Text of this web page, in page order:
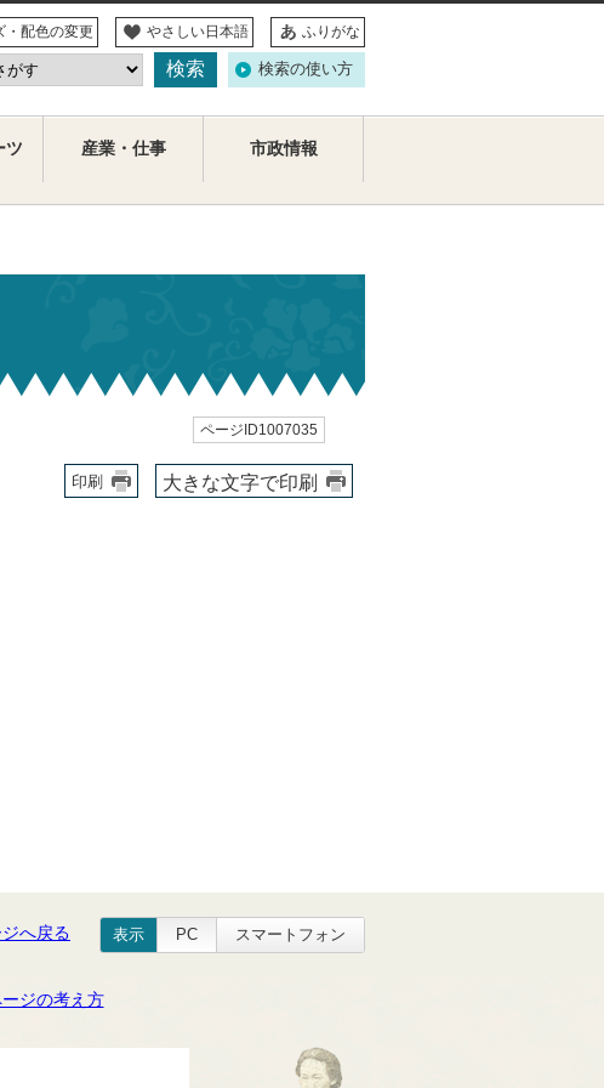
・配色の変更 やさしい日本語 ふりがな
検索の使い方
ツ 産業・仕事 市政情報
ページID1007035
印刷 大きな文字で印刷
ジへ戻る 表示 PC スマートフォン
ジの考え方